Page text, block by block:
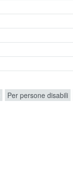
Per persone disabili